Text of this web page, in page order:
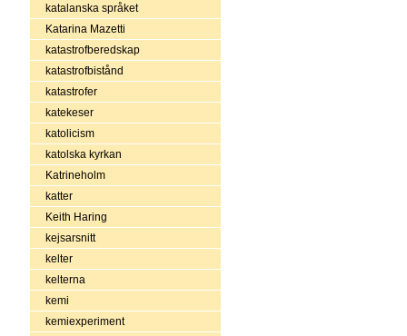
katalanska språket
Katarina Mazetti
katastrofberedskap
katastrofbistånd
katastrofer
katekeser
katolicism
katolska kyrkan
Katrineholm
katter
Keith Haring
kejsarsnitt
kelter
kelterna
kemi
kemiexperiment